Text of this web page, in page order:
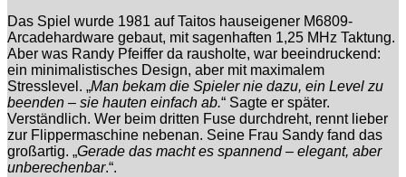
Das Spiel wurde 1981 auf Taitos hauseigener M6809-
Arcadehardware gebaut, mit sagenhaften 1,25 MHz Taktung.
Aber was Randy Pfeiffer da rausholte, war beeindruckend:
ein minimalistisches Design, aber mit maximalem
Stresslevel. „Man bekam die Spieler nie dazu, ein Level zu
beenden – sie hauten einfach ab.“ Sagte er später.
Verständlich. Wer beim dritten Fuse durchdreht, rennt lieber
zur Flippermaschine nebenan. Seine Frau Sandy fand das
großartig. „Gerade das macht es spannend – elegant, aber
unberechenbar.“.